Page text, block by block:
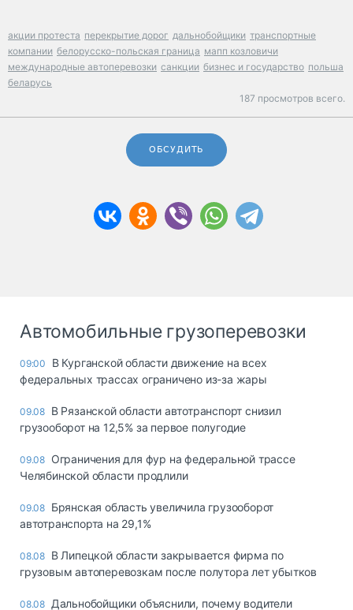
акции протеста перекрытие дорог дальнобойщики транспортные
компании белорусско-польская граница мапп козловичи
международные автоперевозки санкции бизнес и государство польша
беларусь
187 просмотров всего.
ОБСУДИТЬ
Автомобильные грузоперевозки
09:00
В Курганской области движение на всех
федеральных трассах ограничено из-за жары
09.08 В Рязанской области автотранспорт снизил
грузооборот на 12,5% за первое полугодие
09.08 Ограничения для фур на федеральной трассе
Челябинской области продлили
09.08 Брянская область увеличила грузооборот
автотранспорта на 29,1%
08.08 В Липецкой области закрывается фирма по
грузовым автоперевозкам после полутора лет убытков
08.08 Дальнобойщики объяснили, почему водители